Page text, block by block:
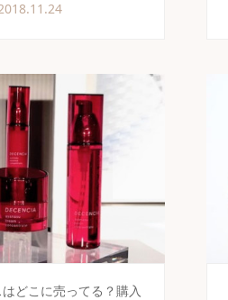
どこに売ってる？購入